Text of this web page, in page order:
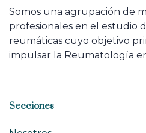
Somos una agrupación de
profesionales en el estudio
reumáticas cuyo objetivo
impulsar la Reumatología
Secciones